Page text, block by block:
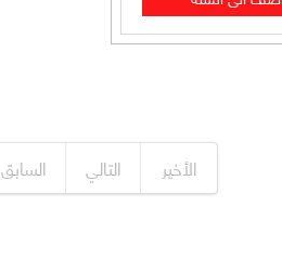
السابق التالي الأخير